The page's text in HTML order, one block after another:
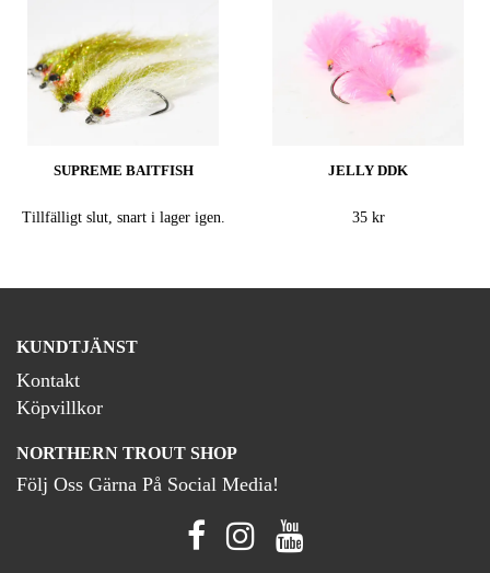
SUPREME BAITFISH
Tillfälligt slut, snart i lager igen.
JELLY DDK
35 kr
KUNDTJÄNST
Kontakt
Köpvillkor
NORTHERN TROUT SHOP
Följ Oss Gärna På Social Media!